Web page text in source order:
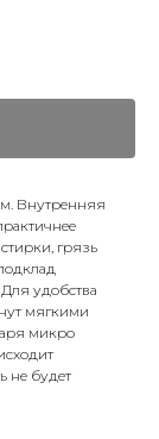
Внутренняя
грязь
Для удобства
мягкими
микро
не будет